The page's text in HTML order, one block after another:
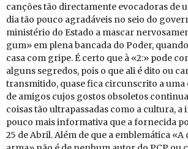
canções tão directamente evocadoras de
dia tão pouco agradáveis no seio do
ministério do Estado a mascar
gum» em plena bancada do Poder,
casa com gripe. É certo que à «2:» pode
alguns segredos, pois o que ali é dito ou
transmitido, quase fica circunscrito a uma
de amigos cujos gostos obsoletos
coisas tão ultrapassadas como a cultura,
pouco mais informativa que a fornecida
25 de Abril. Além de que a emblemática «A